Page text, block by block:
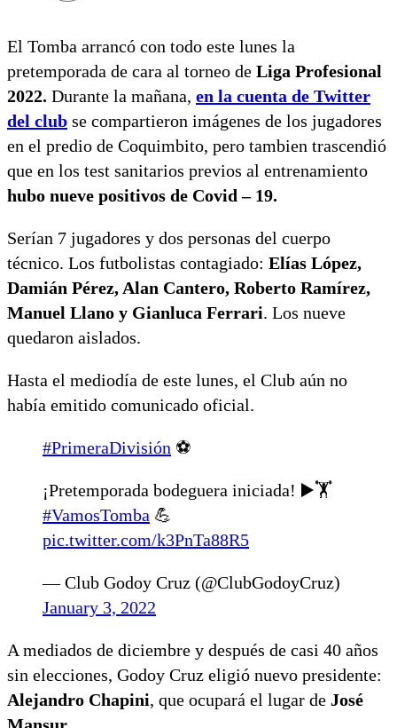
El Tomba arrancó con todo este lunes la
pretemporada de cara al torneo de Liga Profesional
2022. Durante la mañana, en la cuenta de Twitter
del club se compartieron imágenes de los jugadores
en el predio de Coquimbito, pero tambien trascendió
que en los test sanitarios previos al entrenamiento
hubo nueve positivos de Covid – 19.
Serían 7 jugadores y dos personas del cuerpo
técnico. Los futbolistas contagiado: Elías López,
Damián Pérez, Alan Cantero, Roberto Ramírez,
Manuel Llano y Gianluca Ferrari. Los nueve
quedaron aislados.
Hasta el mediodía de este lunes, el Club aún no
había emitido comunicado oficial.
#PrimeraDivisión ⚽
¡Pretemporada bodeguera iniciada! ▶️🏋️
#VamosTomba 💪
pic.twitter.com/k3PnTa88R5
— Club Godoy Cruz (@ClubGodoyCruz)
January 3, 2022
A mediados de diciembre y después de casi 40 años
sin elecciones, Godoy Cruz eligió nuevo presidente:
Alejandro Chapini, que ocupará el lugar de José
Mansur.